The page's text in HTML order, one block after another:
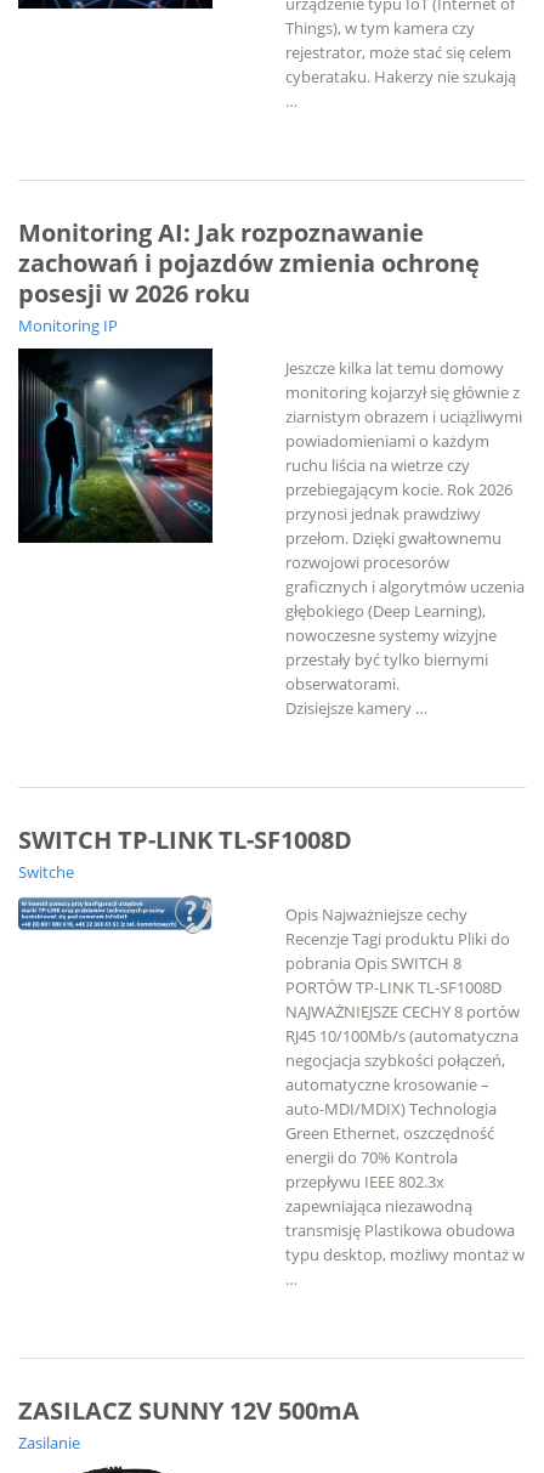
Things), w tym kamera czy
rejestrator, może stać się celem
cyberataku. Hakerzy nie szukają
…
Monitoring AI: Jak rozpoznawanie
zachowań i pojazdów zmienia ochronę
posesji w 2026 roku
Monitoring IP
Jeszcze kilka lat temu domowy
monitoring kojarzył się głównie z
ziarnistym obrazem i uciążliwymi
powiadomieniami o każdym
ruchu liścia na wietrze czy
przebiegającym kocie. Rok 2026
przynosi jednak prawdziwy
przełom. Dzięki gwałtownemu
rozwojowi procesorów
graficznych i algorytmów uczenia
głębokiego (Deep Learning),
nowoczesne systemy wizyjne
przestały być tylko biernymi
obserwatorami.
Dzisiejsze kamery …
SWITCH TP-LINK TL-SF1008D
Switche
Opis Najważniejsze cechy
Recenzje Tagi produktu Pliki do
pobrania Opis SWITCH 8
PORTÓW TP-LINK TL-SF1008D
NAJWAŻNIEJSZE CECHY 8 portów
RJ45 10/100Mb/s (automatyczna
negocjacja szybkości połączeń,
automatyczne krosowanie –
auto-MDI/MDIX) Technologia
Green Ethernet, oszczędność
energii do 70% Kontrola
przepływu IEEE 802.3x
zapewniająca niezawodną
transmisję Plastikowa obudowa
typu desktop, możliwy montaż w
…
ZASILACZ SUNNY 12V 500mA
Zasilanie